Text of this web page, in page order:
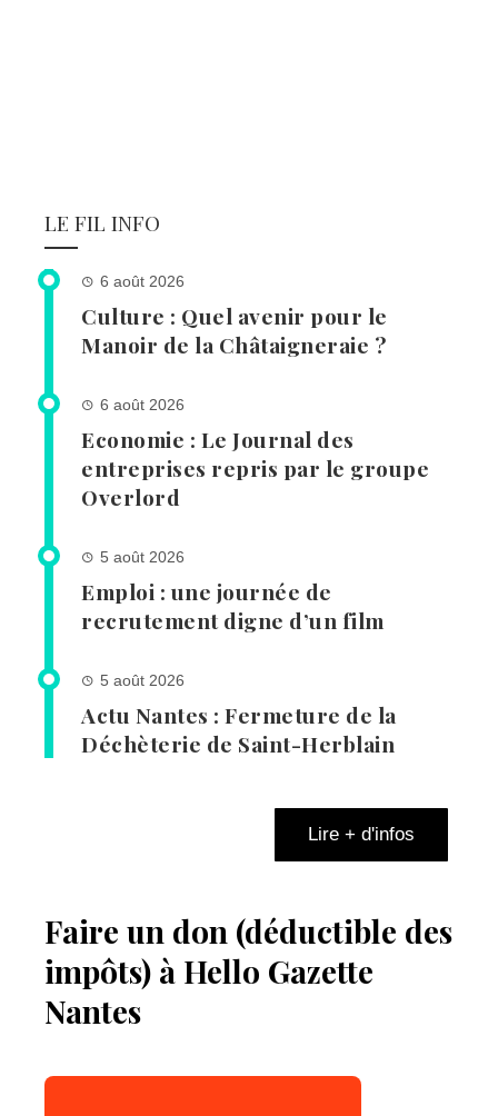
LE FIL INFO
6 août 2026
Culture : Quel avenir pour le
Manoir de la Châtaigneraie ?
6 août 2026
Economie : Le Journal des
entreprises repris par le groupe
Overlord
5 août 2026
Emploi : une journée de
recrutement digne d’un film
5 août 2026
Actu Nantes : Fermeture de la
Déchèterie de Saint-Herblain
Lire + d'infos
Faire un don (déductible des
impôts) à Hello Gazette
Nantes